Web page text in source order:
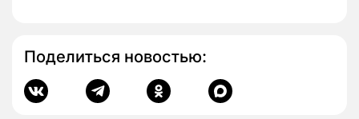
Поделиться новостью: